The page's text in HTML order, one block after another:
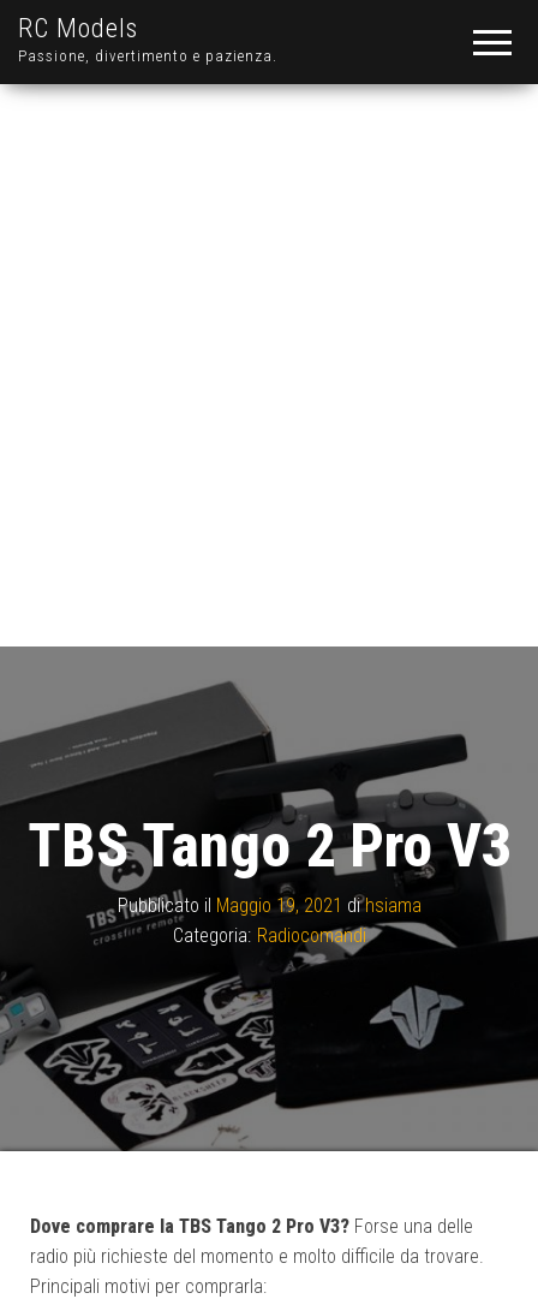
RC Models
Passione, divertimento e pazienza.
TBS Tango 2 Pro V3
Pubblicato il Maggio 19, 2021 dihsiama
Categoria: Radiocomandi
Dove comprare la TBS Tango 2 Pro V3? Forse una delle
radio più richieste del momento e molto difficile da trovare.
Principali motivi per comprarla: